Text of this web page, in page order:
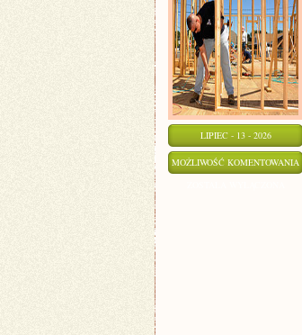
LIPIEC - 13 - 2026
MOŻLIWOŚĆ KOMENTOWANIA